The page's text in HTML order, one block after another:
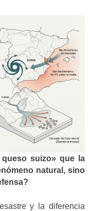
suizo» que la
natural, sino
y la diferencia